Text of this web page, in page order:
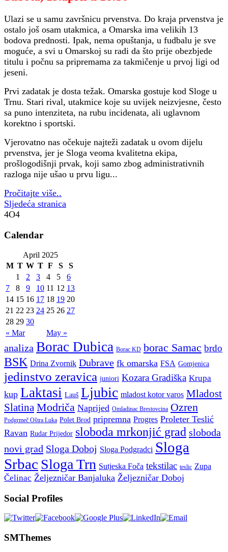
Ulazi se u samu završnicu prvenstva. Do kraja prvenstva je
ostalo još osam utakmica, a Omarska ima velikih 13
bodova prednosti. Ipak, nema opuštanja, u fudbalu je sve
moguće, a svi u Omarskoj su radi da što prije obezbjede
titulu i počnu sa pripremama za takmičenje u prvoj ligi od
jeseni.
Prvi zadatak je dosta težak. Omarska gostuje kod Sloge u
Trnu. Stari rival, utakmice koje su uvijek neizvjesne, često
sa puno intenziteta, na rubu incidenata, ali uglavnom
korektno i sportski.
Vjerovatno nas očekuje najteži zadatak u ovom dijelu
prvenstva, jer je Sloga veoma kvalitetna ekipa,
prošlogodišnji prvak, koji samo zbog administrativnih
razloga nije ušao u prvu ligu...
Pročitajte više..
Sljedeća stranica
4O4
Calendar
April 2025
M T W T F S S
« Mar May »
1 2 3 4 5
6
7
8 9 10 11 12 13
14 15 16 17 18 19 20
21 22 23 24 25 26 27
28 29 30
analiza Borac Dubica Borac KD borac Samac brdo
BSK Drina Zvornik Dubrave fk omarska FSA Gomjenica
jedinstvo zeravica juniori Kozara Gradiška Krupa
kup Laktasi Lauš Ljubic mladost kotor varos Mladost
Slatina Modriča Naprijed Omladinac Brestovcina Ozren
Podgrmeč Oštra Luka Polet Brod pripremna Progres Proleter Teslić
Ravan Rudar Prijedor sloboda mrkonjić grad sloboda
novi grad Sloga Doboj Sloga Podgradci Sloga
Srbac Sloga Trn Sutjeska Foča tekstilac teslic Zupa
Čelinac Željezničar Banjaluka Željezničar Doboj
Social Profiles
SMThemes